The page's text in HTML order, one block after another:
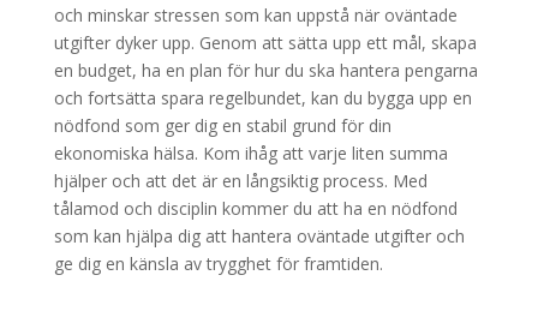
och minskar stressen som kan uppstå när oväntade
utgifter dyker upp. Genom att sätta upp ett mål, skapa
en budget, ha en plan för hur du ska hantera pengarna
och fortsätta spara regelbundet, kan du bygga upp en
nödfond som ger dig en stabil grund för din
ekonomiska hälsa. Kom ihåg att varje liten summa
hjälper och att det är en långsiktig process. Med
tålamod och disciplin kommer du att ha en nödfond
som kan hjälpa dig att hantera oväntade utgifter och
ge dig en känsla av trygghet för framtiden.